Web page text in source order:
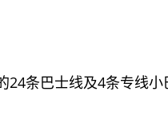
条巴士线及4条专线小